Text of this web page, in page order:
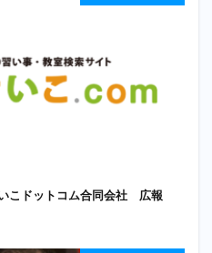
いこドットコム合同会社 広報